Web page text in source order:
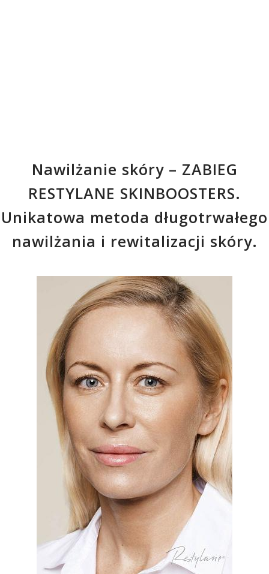
Nawilżanie skóry – ZABIEG
RESTYLANE SKINBOOSTERS.
Unikatowa metoda długotrwałego
nawilżania i rewitalizacji skóry.